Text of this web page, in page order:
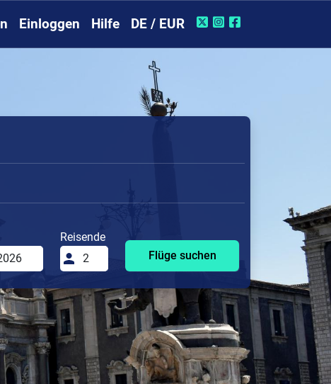
Einloggen Hilfe DE / EUR
Reisende
Flüge suchen